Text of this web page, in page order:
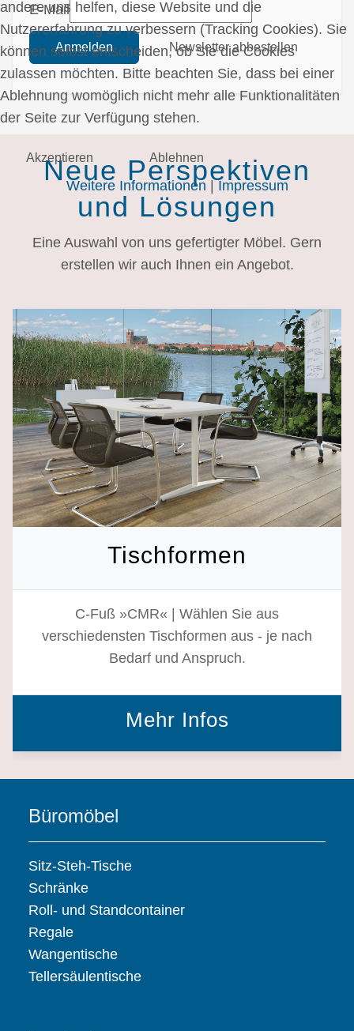
E-Mail
Anmelden Newsletter abbestellen
Neue Perspektiven
und Lösungen
Eine Auswahl von uns gefertigter Möbel. Gern
erstellen wir auch Ihnen ein Angebot.
Tischformen
C-Fuß »CMR« | Wählen Sie aus
verschiedensten Tischformen aus - je nach
Bedarf und Anspruch.
Mehr Infos
Büromöbel
Sitz-Steh-Tische
Schränke
Roll- und Standcontainer
Regale
Wangentische
Tellersäulentische
andere uns helfen, diese Website und die
Nutzererfahrung zu verbessern (Tracking Cookies). Sie
können selbst entscheiden, ob Sie die Cookies
zulassen möchten. Bitte beachten Sie, dass bei einer
Ablehnung womöglich nicht mehr alle Funktionalitäten
der Seite zur Verfügung stehen.
Akzeptieren Ablehnen
Weitere Informationen |Impressum